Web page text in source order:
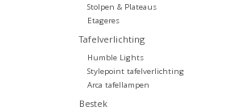
Stolpen & Plateaus
Etageres
Tafelverlichting
Humble Lights
Stylepoint tafelverlichting
Arca tafellampen
Bestek